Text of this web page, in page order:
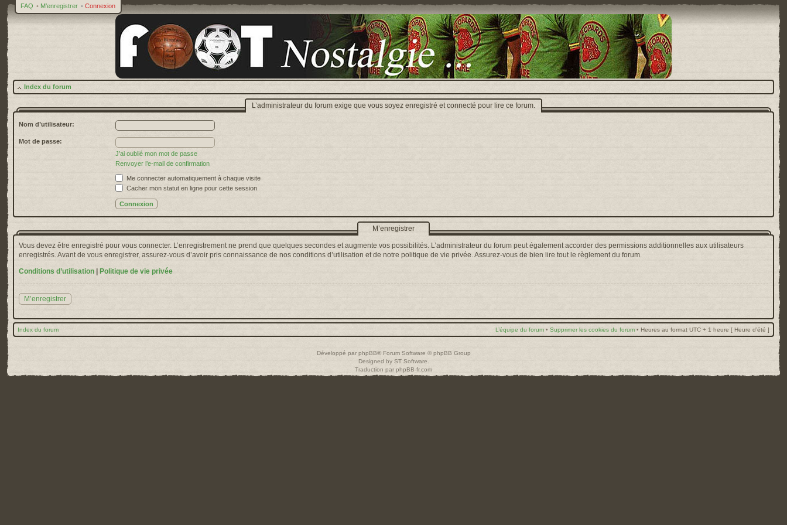
FAQ • M’enregistrer • Connexion
Index du forum
L’administrateur du forum exige que vous soyez enregistré et connecté pour lire ce forum.
Nom d’utilisateur:
Mot de passe:
J’ai oublié mon mot de passe
Renvoyer l’e-mail de confirmation
Me connecter automatiquement à chaque visite
Cacher mon statut en ligne pour cette session
M’enregistrer
Vous devez être enregistré pour vous connecter. L’enregistrement ne prend que quelques secondes et augmente vos possibilités. L’administrateur du forum peut également accorder des permissions additionnelles aux utilisateurs
enregistrés. Avant de vous enregistrer, assurez-vous d’avoir pris connaissance de nos conditions d’utilisation et de notre politique de vie privée. Assurez-vous de bien lire tout le règlement du forum.
Conditions d’utilisation
Politique de vie privée
M’enregistrer
Index du forum L’équipe du forum • Supprimer les cookies du forum • Heures au format UTC + 1 heure [ Heure d’été ]
Développé par phpBB® Forum Software © phpBB Group
Designed by ST Software
Traduction par phpBB-fr.com